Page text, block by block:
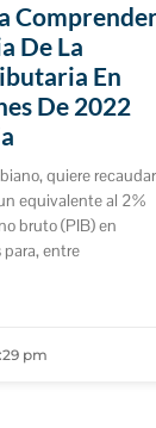
De La
En
De 2022
quiere
equivalente al 2%
bruto (PIB) en
entre
pm